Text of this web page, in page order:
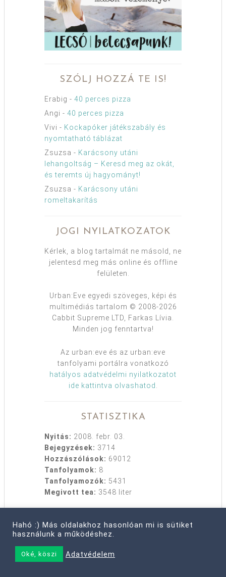
SZÓLJ HOZZÁ TE IS!
Erabig - 40 perces pizza
Angi - 40 perces pizza
Vivi - Kockapóker játékszabály és
nyomtatható táblázat
Zsuzsa - Karácsony utáni
lehangoltság – Keresd meg az okát,
és teremts új hagyományt!
Zsuzsa - Karácsony utáni
romeltakarítás
JOGI NYILATKOZATOK
Kérlek, a blog tartalmát ne másold, ne
jelentesd meg más online és offline
felületen.
Urban:Eve egyedi szöveges, képi és
multimédiás tartalom © 2008-2026
Cabbit Supreme LTD, Farkas Lívia.
Minden jog fenntartva!
Az urban:eve és az urban:eve
tanfolyami portálra vonatkozó
hatályos adatvédelmi nyilatkozatot
ide kattintva olvashatod
STATISZTIKA
Nyitás: 2008. febr. 03.
Bejegyzések: 3714
Hozzászólások: 69012
Tanfolyamok: 8
Tanfolyamozók: 5431
Megivott tea: 3548 liter
Hahó :) Más oldalakhoz hasonlóan mi is sütiket
használunk a működéshez.
Oké, köszi Adatvédelem